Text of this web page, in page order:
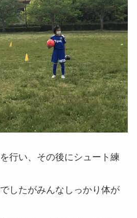
行い、その後にシュート練
したがみんなしっかり体が